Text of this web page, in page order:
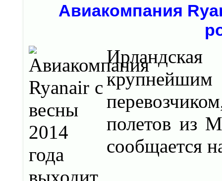
Авиакомпания
Ирландская
полетов из
сообщается